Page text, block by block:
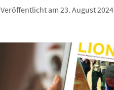
Veröffentlicht am 23. August 2024